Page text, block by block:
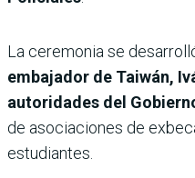
La ceremonia se
embajador de Taiwán,
autoridades del
de asociaciones de
estudiantes.